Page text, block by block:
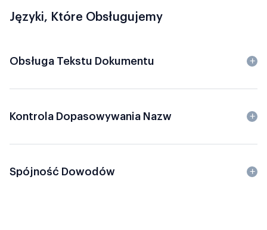
Języki, Które Obsługujemy
Obsługa Tekstu Dokumentu
Kontrola Dopasowywania Nazw
Spójność Dowodów